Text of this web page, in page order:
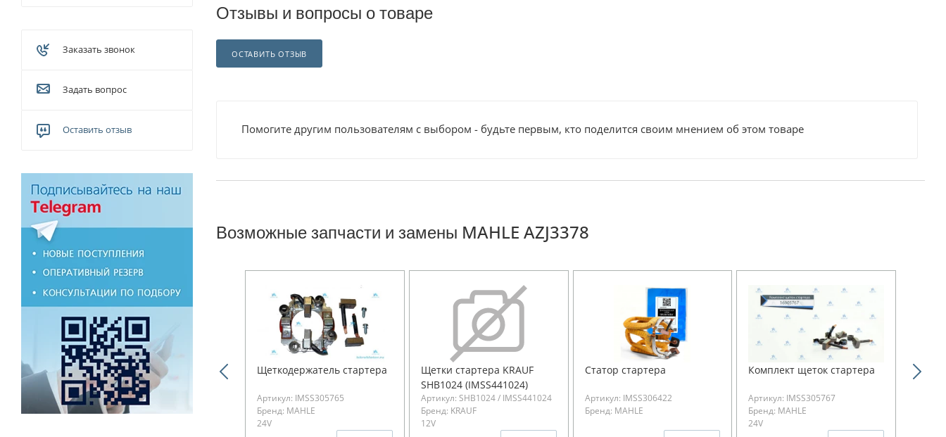
Отзывы и вопросы о товаре
ОСТАВИТЬ ОТЗЫВ
Помогите другим пользователям с выбором - будьте первым, кто поделится своим мнением об этом товаре
Возможные запчасти и замены MAHLE AZJ3378
Щеткодержатель стартера
Артикул: IMSS305765
Бренд: MAHLE
24V
Щетки стартера KRAUF
SHB1024 (IMSS441024)
Артикул: SHB1024 / IMSS441024
Бренд: KRAUF
12V
Статор стартера
Артикул: IMSS306422
Бренд: MAHLE
Комплект щеток стартера
Артикул: IMSS305767
Бренд: MAHLE
24V
Реле
Заказать звонок
Задать вопрос
Оставить отзыв